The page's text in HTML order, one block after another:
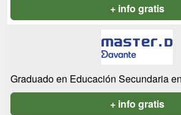
+ info gratis
Graduado en Educación Secundaria
+ info gratis